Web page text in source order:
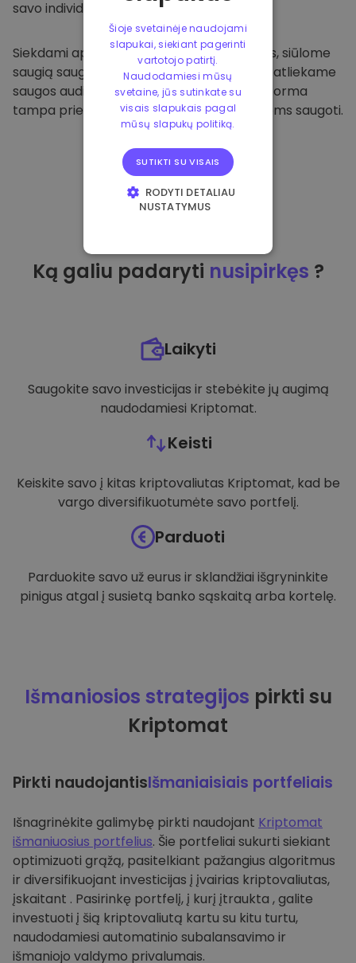
savo individualią piniginę.
Siekdami apsaugoti savo klientus ir jų lėšas, siūlome
saugią saugyklą neprisijungus ir reguliariai atliekame
saugos auditus. Dėl šio požiūrio mūsų platforma
tampa prieglobsčiu ir kitoms kriptovaliutoms saugoti.
Ką galiu padaryti nusipirkęs ?
Laikyti
Saugokite savo investicijas ir stebėkite jų augimą
naudodamiesi Kriptomat.
Keisti
Keiskite savo į kitas kriptovaliutas Kriptomat, kad be
vargo diversifikuotumėte savo portfelį.
Parduoti
Parduokite savo už eurus ir sklandžiai išgryninkite
pinigus atgal į susietą banko sąskaitą arba kortelę.
Išmaniosios strategijos pirkti su
Kriptomat
Pirkti naudojantisIšmaniaisiais portfeliais
Išnagrinėkite galimybę pirkti naudojant Kriptomat
išmaniuosius portfelius. Šie portfeliai sukurti siekiant
optimizuoti grąžą, pasitelkiant pažangius algoritmus
ir diversifikuojant investicijas į įvairias kriptovaliutas,
įskaitant . Pasirinkę portfelį, į kurį įtraukta , galite
investuoti į šią kriptovaliutą kartu su kitu turtu,
naudodamiesi automatinio subalansavimo ir
išmaniojo valdymo privalumais.
Šioje svetainėje naudojami
slapukai, siekiant pagerinti
vartotojo patirtį.
Naudodamiesi mūsų
svetaine, jūs sutinkate su
visais slapukais pagal
mūsų slapukų politiką.
SUTIKTI SU VISAIS
RODYTI DETALIAU
NUSTATYMUS
VEIKIMĄ GERINANTYS